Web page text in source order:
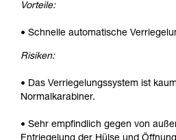
Vorteile:
• Schnelle automatische
Risiken:
• Das Verriegelungssystem ist
Normalkarabiner.
• Sehr empfindlich gegen von